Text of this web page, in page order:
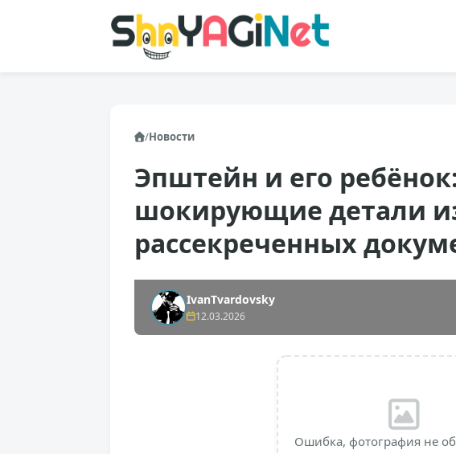
/Новости
Эпштейн и его
шокирующие детали
рассекреченных
IvanTvardovsky
12.03.2026
Ошибка, фотография не